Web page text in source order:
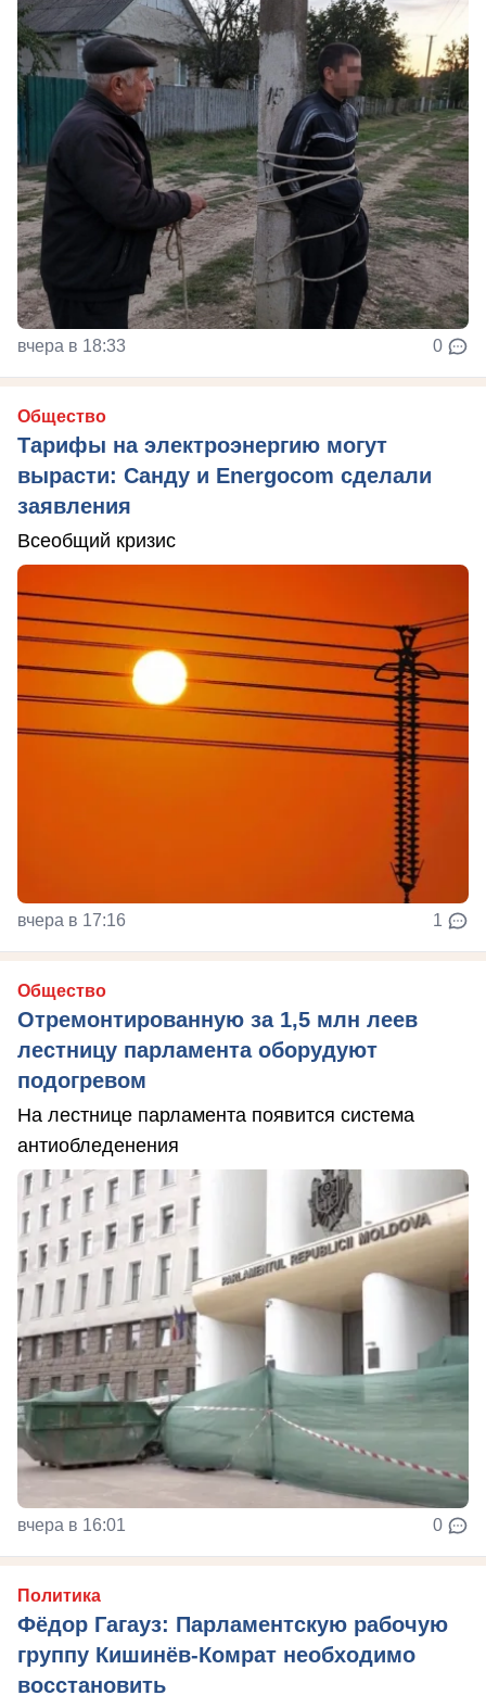
вчера в 18:33 0
Общество
Тарифы на электроэнергию могут
вырасти: Санду и Energocom сделали
заявления
Всеобщий кризис
вчера в 17:16 1
Общество
Отремонтированную за 1,5 млн леев
лестницу парламента оборудуют
подогревом
На лестнице парламента появится система
антиобледенения
вчера в 16:01 0
Политика
Фёдор Гагауз: Парламентскую рабочую
группу Кишинёв-Комрат необходимо
восстановить